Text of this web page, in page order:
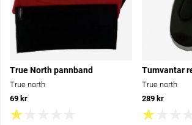
True North pannband
True north
69 kr
Tumvantar
True north
289 kr